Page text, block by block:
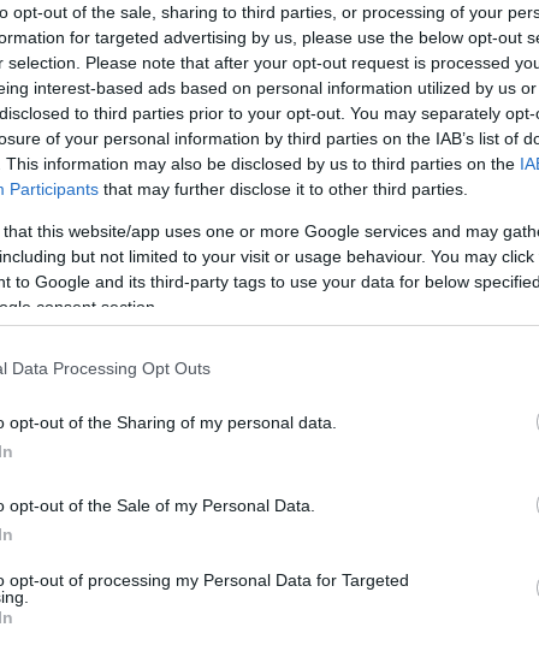
opt-out of the sale, sharing to third parties, or processing of your
for targeted advertising by us, please use the below opt-out
selection. Please note that after your opt-out request is processed
interest-based ads based on personal information utilized by us
to third parties prior to your opt-out. You may separately
of your personal information by third parties on the IAB’s list of
This information may also be disclosed by us to third parties on the
Participants that may further disclose it to other third parties.
that this website/app uses one or more Google services and may
but not limited to your visit or usage behaviour. You may
to Google and its third-party tags to use your data for below
consent section.
Data Processing Opt Outs
opt-out of the Sharing of my personal data.
opt-out of the Sale of my Personal Data.
opt-out of processing my Personal Data for Targeted
απομάκρυνσης των συντριμμιών με
διεθνείς ομάδες έρευνας και διάσωσης
από δύο εβδομάδες μετά την καταστροφή
άνθρωποι έχουν μείνει
σε σκηνές είτε σε πρόχειρους
Εστέφανι Σουάρες, η οποία διαμένει με
το σπίτι της κρίθηκε ακατάλληλο. Όπως
λεηλατήθηκαν και παραμένουν κλειστά,
τη διανομή ανθρωπιστικής βοήθειας.
Raid Force, Littoral Combat
search and rescue efforts in La
June 30, 2026.